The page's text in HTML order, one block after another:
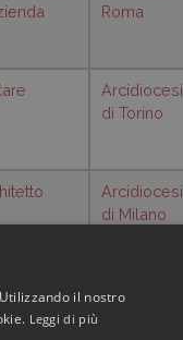
Roma
Arcidiocesi
di Torino
Arcidiocesi
di Milano
Diocesi di
il nostro
Leggi di più